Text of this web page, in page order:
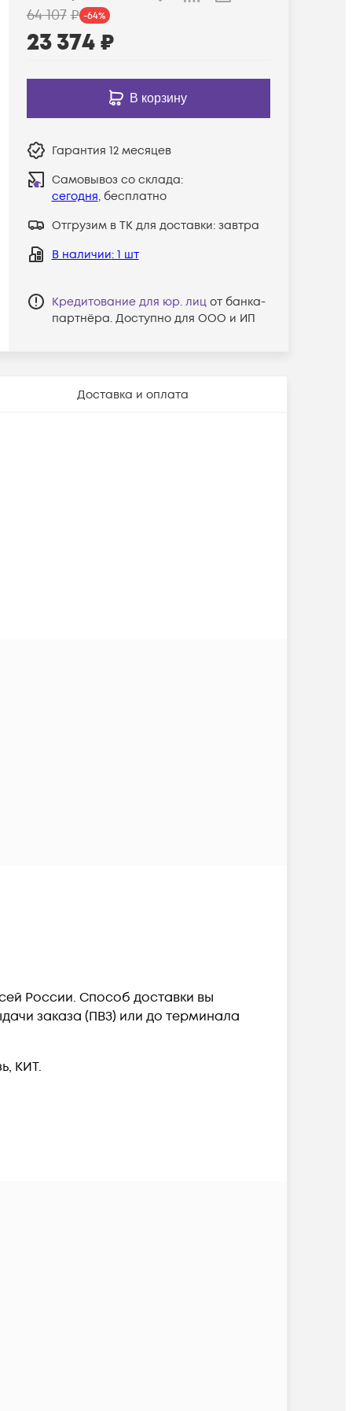
64 107 ₽ -64%
23 374₽
В корзину
Гарантия 12 месяцев
Самовывоз со склада:
сегодня, бесплатно
Отгрузим в ТК для доставки: завтра
В наличии: 1 шт
Кредитование для юр. лиц от банка-
партнёра. Доступно для ООО и ИП
Доставка и оплата
России. Способ доставки вы
заказа (ПВЗ) или до терминала
КИТ.